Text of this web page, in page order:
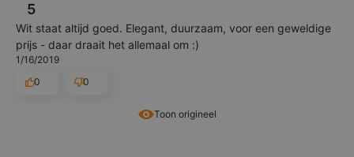
Toon origineel
5
Wit staat altijd goed. Elegant, duurzaam, voor een geweldige
prijs - daar draait het allemaal om :)
1/16/2019
0
0